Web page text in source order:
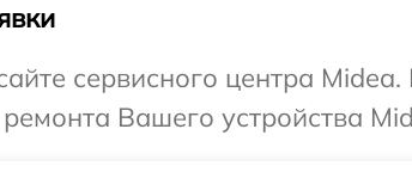
сервисного центра
Вашего устройства